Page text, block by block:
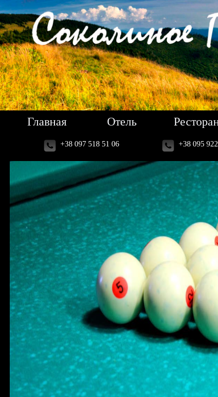
Главная Отель
+38 097 518 51 06 +38 095